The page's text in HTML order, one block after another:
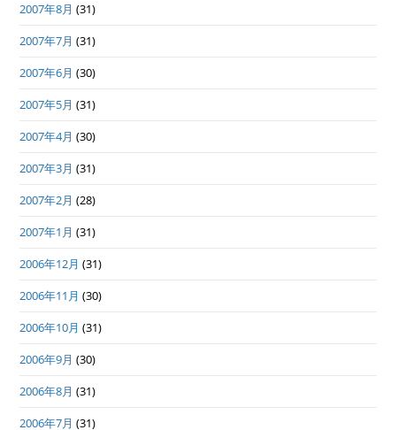
2007年8月 (31)
2007年7月 (31)
2007年6月 (30)
2007年5月 (31)
2007年4月 (30)
2007年3月 (31)
2007年2月 (28)
2007年1月 (31)
2006年12月 (31)
2006年11月 (30)
2006年10月 (31)
2006年9月 (30)
2006年8月 (31)
2006年7月 (31)